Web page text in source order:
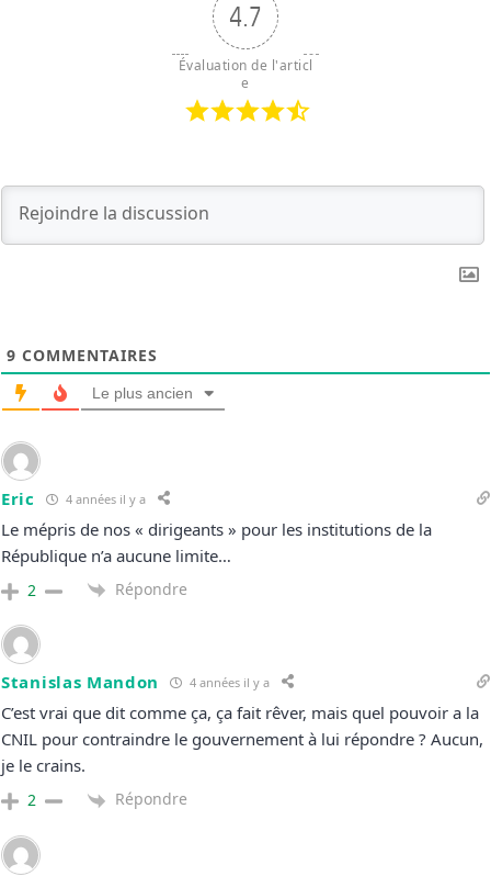
4.7
Évaluation de l'articl
e
9 COMMENTAIRES
Le plus ancien
Eric 4 années il y a
Le mépris de nos « dirigeants » pour les institutions de la
République n’a aucune limite…
2 Répondre
Stanislas Mandon 4 années il y a
C’est vrai que dit comme ça, ça fait rêver, mais quel pouvoir a la
CNIL pour contraindre le gouvernement à lui répondre ? Aucun,
je le crains.
2 Répondre